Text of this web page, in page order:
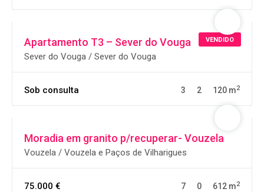
VENDIDO
Apartamento T3 – Sever do Vouga
Sever do Vouga / Sever do Vouga
Sob consulta 120 m2
2
3
Moradia em granito p/recuperar- Vouzela
Vouzela / Vouzela e Paços de Vilharigues
75.000 € 612 m2
0
7